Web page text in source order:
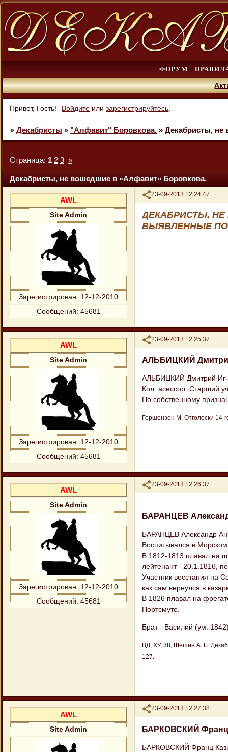
ФОРУМ
Привет, Гость! Войдите илизарегистрируйтесь
» Декабристы » "Алфавит" Боровкова. » Декабристы, не
Декабристы, не вошедшие в «Алфавит» Боровкова.
Страница: 1 2 3 »
Поделиться
23-09-2013 12:24:47
AWL
Site Admin
Зарегистрирован: 12-12-2010
Сообщений: 45681
ДЕКАБРИСТЫ,
ВЫЯВЛЕННЫЕ ПО
Поделиться
23-09-2013 12:25:37
AWL
Site Admin
Зарегистрирован: 12-12-2010
Сообщений: 45681
АЛЬБИЦКИЙ
АЛЬБИЦКИЙ Дмитрий
Кол. асессор. Старший
По собственному
Гершензон М. Отголоски 14-
Поделиться
23-09-2013 12:26:37
AWL
Site Admin
Зарегистрирован: 12-12-2010
Сообщений: 45681
БАРАНЦЕВ
БАРАНЦЕВ Александр
Воспитывался в
В 1812-1813 плавал на
лейтенант - 20.1.1816,
Участник восстания на
как сам вернулся в
В 1826 плавал на
Портсмуте.
Брат - Василий (ум.
ВД, ХУ, 38; Шешин А. Б.
127.
Поделиться
23-09-2013 12:27:38
AWL
Site Admin БАРКОВСКИЙ Франц
БАРКОВСКИЙ Франц